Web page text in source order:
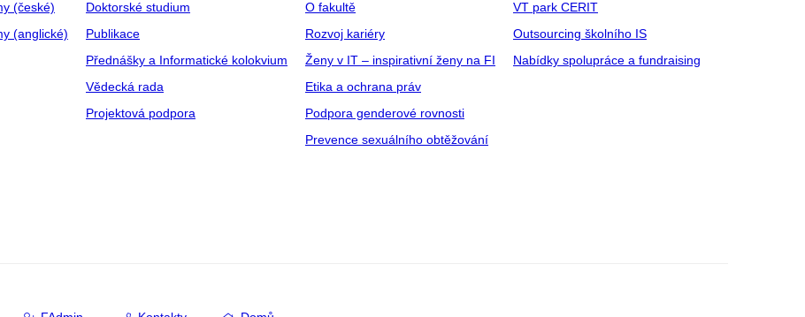
(české)
(anglické)
Doktorské studium
Publikace
Přednášky a Informatické kolokvium
Vědecká rada
Projektová podpora
O fakultě
Rozvoj kariéry
Ženy v IT – inspirativní ženy na FI
Etika a ochrana práv
Podpora genderové rovnosti
Prevence sexuálního obtěžování
VT park CERIT
Outsourcing školního IS
Nabídky spolupráce a fundraising